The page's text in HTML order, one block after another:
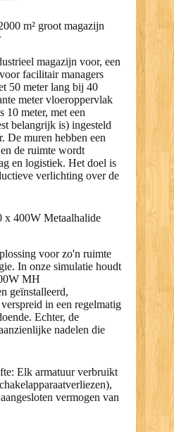
m² groot magazijn
magazijn voor, een
facilitair managers
50 meter lang bij 40
meter vloeroppervlak
10 meter, met een
belangrijk is) ingesteld
De muren hebben een
de ruimte wordt
en logistiek. Het doel is
verlichting over de
x 400W Metaalhalide
voor zo'n ruimte
In onze simulatie houdt
MH
geïnstalleerd,
in een regelmatig
Echter, de
nadelen die
Elk armatuur verbruikt
vermogen van